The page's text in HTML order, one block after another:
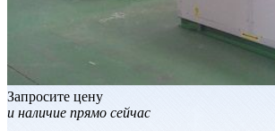
Запросите цену
и наличие прямо сейчас